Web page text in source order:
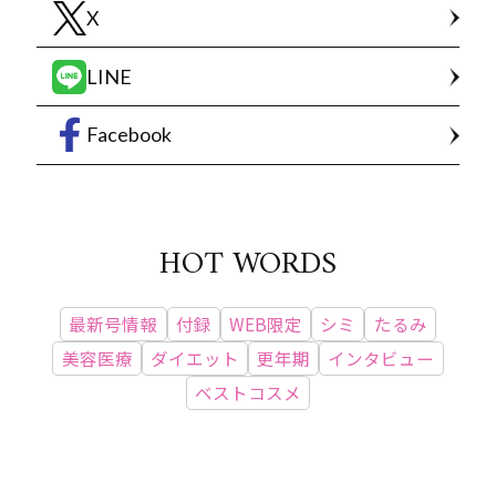
X
LINE
Facebook
HOT WORDS
最新号情報 付録 WEB限定 シミ
たるみ
美容医療
ダイエット 更年期
インタビュー
ベストコスメ